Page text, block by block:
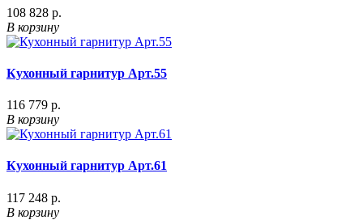
108 828 р.
В корзину
Кухонный гарнитур Арт.55
116 779 р.
В корзину
Кухонный гарнитур Арт.61
117 248 р.
В корзину